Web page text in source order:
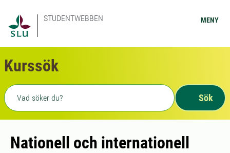
STUDENTWEBBEN MENY
Kurssök
Fritext sökning
Sök
Nationell och internationell